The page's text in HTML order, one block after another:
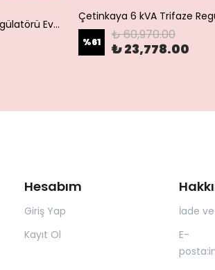
Çetinkaya 500 Va Kombi Regülatörü Ev Tipi Regülatör Mikro İşlemcili S14 1P0 00
%61 ₺ 60,970.00
₺ 23,778.00
Hesabım
Giriş Yap
Kayıt Ol
İade
E-
posta: